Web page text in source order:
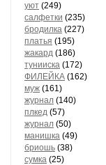
уют (249)
салфетки (235)
бродилка (227)
платья (195)
жакард (186)
тунииска (172)
ФИЛЕЙКА (162)
муж (161)
журнал (140)
плкед (57)
журнал (50)
манишка (49)
бриошь (38)
сумка (25)